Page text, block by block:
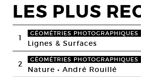
LES PLUS
1 GÉOMÉTRIES PHOTOGRAPHIQUES
Lignes & Surfaces
2 GÉOMÉTRIES PHOTOGRAPHIQUES
Nature • André Rouillé